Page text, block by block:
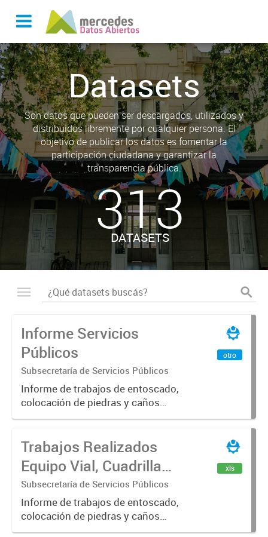
Datasets
Son datos que pueden ser descargados, utilizados y
distribuidos libremente por cualquier persona. El
objetivo de publicar los datos es fomentar la
participación ciudadana y garantizar la
transparencia pública.
313
DATASETS
Informe Servicios
Públicos
Subsecretaría de Servicios Públicos
Informe de trabajos de entoscado,
colocación de piedras y caños
(zanjeo - cruce de calles) Informe
construcción, colocación de tapa
registro, reparación...
otro
Trabajos Realizados
Equipo Vial, Cuadrilla
Bacheo, Servicio
Eléctrico - Noviembre
2021
Subsecretaría de Servicios Públicos
Informe de trabajos de entoscado,
colocación de piedras y caños
(zanjeo - cruce de calles) Informe
xls